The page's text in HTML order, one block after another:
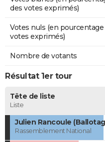
des votes exprimés)
Votes nuls (en pourcentage
votes exprimés)
Nombre de votants
Résultat 1er tour
Tête de liste
Liste
Julien Rancoule
Rassemblement National